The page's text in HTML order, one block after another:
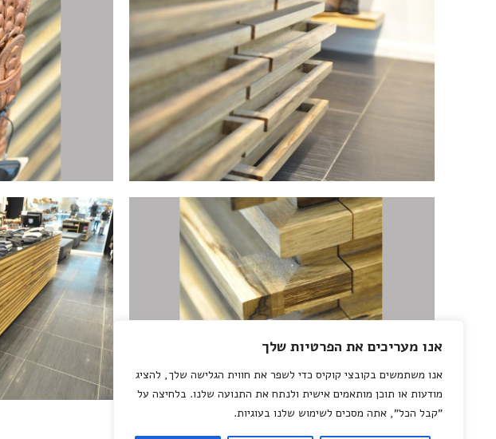
אנו מעריכים את הפרטיות שלך
אנו משתמשים בקובצי קוקיס כדי לשפר את חווית הגלישה שלך, להציג
מודעות או תוכן מותאמים אישית ולנתח את התנועה שלנו. בלחיצה על
"קבל הכל", אתה מסכים לשימוש שלנו בעוגיות.